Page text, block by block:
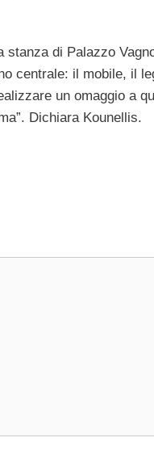
stanza di Palazzo
centrale: il mobile, il
un omaggio a
Dichiara Kounellis.